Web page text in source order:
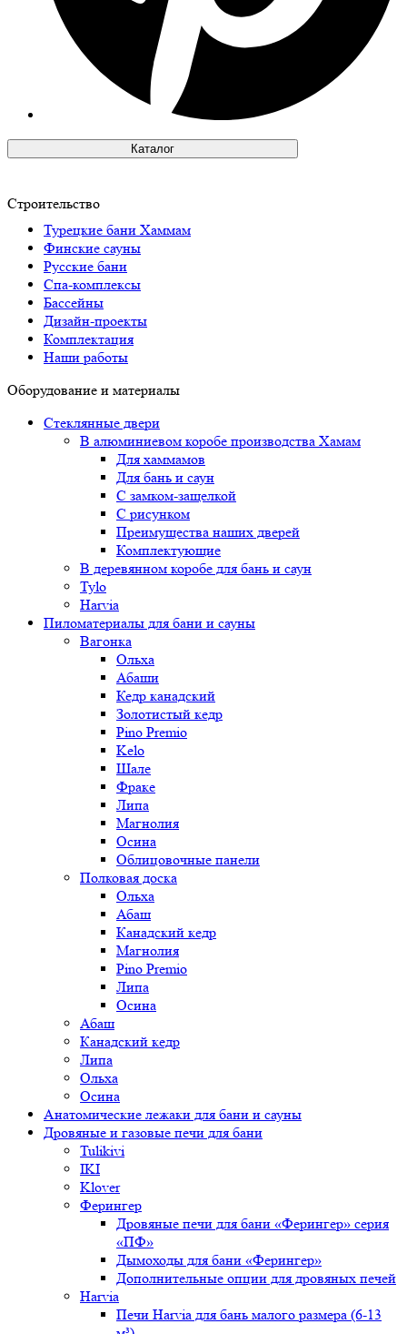
Каталог
Строительство
Турецкие бани Хаммам
Финские сауны
Русские бани
Спа-комплексы
Бассейны
Дизайн-проекты
Комплектация
Наши работы
Оборудование и материалы
Стеклянные двери
В алюминиевом коробе производства Хамам
Для хаммамов
Для бань и саун
С замком-защелкой
С рисунком
Преимущества наших дверей
Комплектующие
В деревянном коробе для бань и саун
Tylo
Harvia
Пиломатериалы для бани и сауны
Вагонка
Ольха
Абаши
Кедр канадский
Золотистый кедр
Pino Premio
Kelo
Шале
Фраке
Липа
Магнолия
Осина
Облицовочные панели
Полковая доска
Ольха
Абаш
Канадский кедр
Магнолия
Pino Premio
Липа
Осина
Абаш
Канадский кедр
Липа
Ольха
Осина
Анатомические лежаки для бани и сауны
Дровяные и газовые печи для бани
Tulikivi
IKI
Klover
Ферингер
Дровяные печи для бани «Ферингер» серия
«ПФ»
Дымоходы для бани «Ферингер»
Дополнительные опции для дровяных печей
Harvia
Печи Harvia для бань малого размера (6-13